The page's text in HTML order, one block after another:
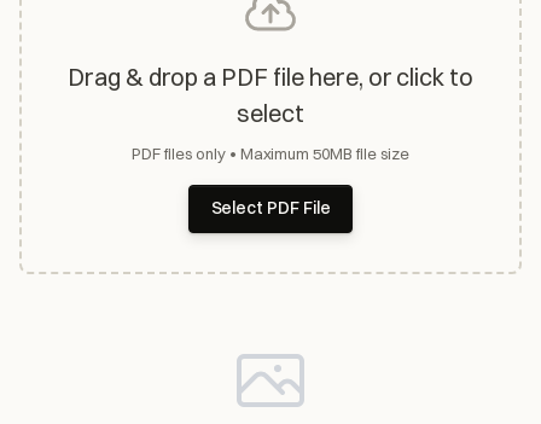
Drag & drop a PDF file here, or click to
select
PDF files only • Maximum 50MB file size
Select PDF File